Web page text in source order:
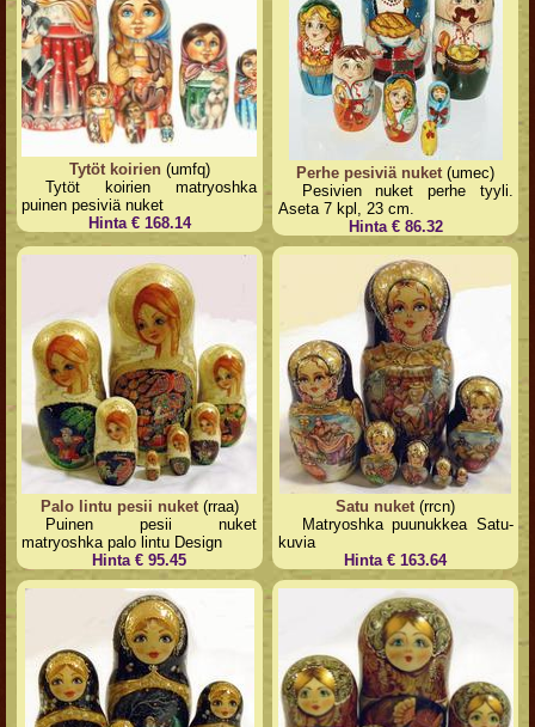
Tytöt koirien(umfq)
Tytöt koirien matryoshka
puinen pesiviä nuket
Hinta € 168.14
Perhe pesiviä nuket(umec)
Pesivien nuket perhe tyyli.
Aseta 7 kpl, 23 cm.
Hinta € 86.32
Palo lintu pesii nuket(rraa)
Puinen pesii nuket
matryoshka palo lintu Design
Hinta € 95.45
Satu nuket (rrcn)
Matryoshka puunukkea Satu-
kuvia
Hinta € 163.64